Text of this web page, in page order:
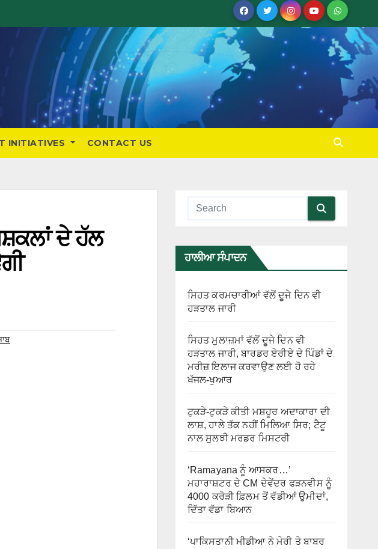
INITIATIVES CONTACT US
ਦੇ ਹੱਲ
ਹਾਲੀਆ ਸੰਪਾਦਨ
ਸਿਹਤ ਕਰਮਚਾਰੀਆਂ ਵੱਲੋਂ ਦੂਜੇ ਦਿਨ ਵੀ
ਹੜਤਾਲ ਜਾਰੀ
ਸਿਹਤ ਮੁਲਾਜ਼ਮਾਂ ਵੱਲੋਂ ਦੂਜੇ ਦਿਨ ਵੀ
ਹੜਤਾਲ ਜਾਰੀ, ਬਾਰਡਰ ਏਰੀਏ ਦੇ ਪਿੰਡਾਂ ਦੇ
ਮਰੀਜ਼ ਇਲਾਜ ਕਰਵਾਉਣ ਲਈ ਹੋ ਰਹੇ
ਖੱਜਲ-ਖੁਆਰ
ਟੁਕੜੇ-ਟੁਕੜੇ ਕੀਤੀ ਮਸ਼ਹੂਰ ਅਦਾਕਾਰਾ ਦੀ
ਲਾਸ਼, ਹਾਲੇ ਤੱਕ ਨਹੀਂ ਮਿਲਿਆ ਸਿਰ; ਟੈਟੂ
ਨਾਲ ਸੁਲਝੀ ਮਰਡਰ ਮਿਸਟਰੀ
‘Ramayana ਨੂੰ ਆਸਕਰ…’
ਮਹਾਰਾਸ਼ਟਰ ਦੇ CM ਦੇਵੇਂਦਰ ਫੜਨਵੀਸ ਨੂੰ
4000 ਕਰੋੜੀ ਫ਼ਿਲਮ ਤੋਂ ਵੱਡੀਆਂ ਉਮੀਦਾਂ,
ਦਿੱਤਾ ਵੱਡਾ ਬਿਆਨ
‘ਪਾਕਿਸਤਾਨੀ ਮੀਡੀਆ ਨੇ ਮੇਰੀ ਤੇ ਬਾਬਰ